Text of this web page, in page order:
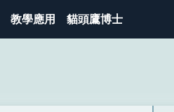
教學應用 貓頭鷹博士